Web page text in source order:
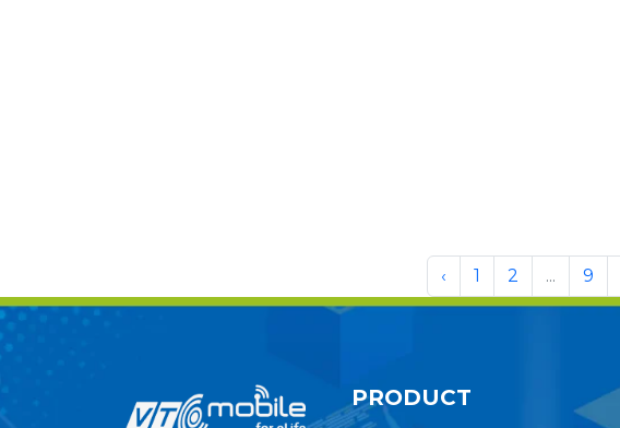
‹ 1 2 ... 9
PRODUCT